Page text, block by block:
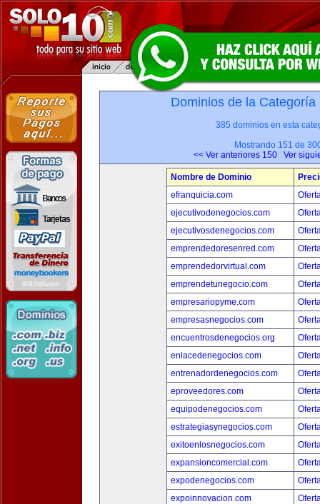
Dominios de la
385 dominios en esta
Mostrando 151 de
<< Ver anteriores 150
Ver
Nombre de Dominio
efranquicia.com
ejecutivodenegocios.com
ejecutivosdenegocios.com
emprendedoresenred.com
emprendedorvirtual.com
emprendetunegocio.com
empresariopyme.com
empresasnegocios.com
encuentrosdenegocios.org
enlacedenegocios.com
entrenadordenegocios.com
eproveedores.com
equipodenegocios.com
estrategiasynegocios.com
exitoenlosnegocios.com
expansioncomercial.com
expodenegocios.com
expoinnovacion.com